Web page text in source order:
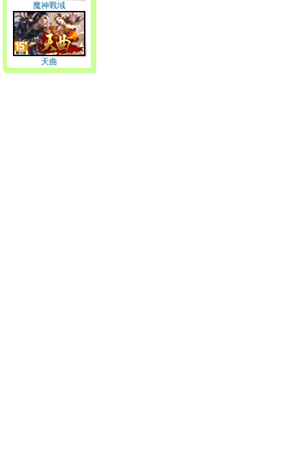
魔神戰域
天曲